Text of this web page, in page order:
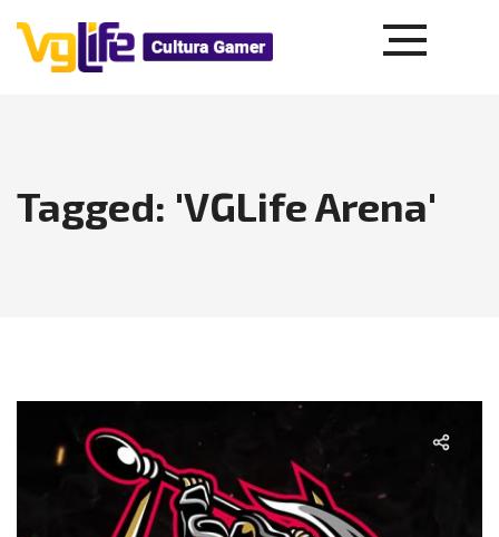
Tagged: 'VGLife Arena'